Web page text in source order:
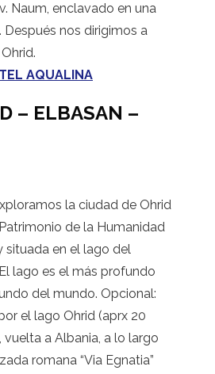
Naum, enclavado en una
Después nos dirigimos a
AQUALINA
– ELBASAN –
la ciudad de Ohrid
de la Humanidad
situada en el lago del
lago es el más profundo
del mundo. Opcional:
el lago Ohrid (aprx 20
vuelta a Albania, a lo largo
romana “Via Egnatia”